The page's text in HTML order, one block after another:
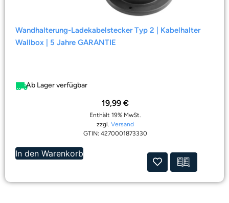
Wandhalterung-Ladekabelstecker Typ 2 | Kabelhalter
Wallbox | 5 Jahre GARANTIE
Ab Lager verfügbar
19,99 €
Enthält 19% MwSt.
zzgl. Versand
GTIN: 4270001873330
In den Warenkorb